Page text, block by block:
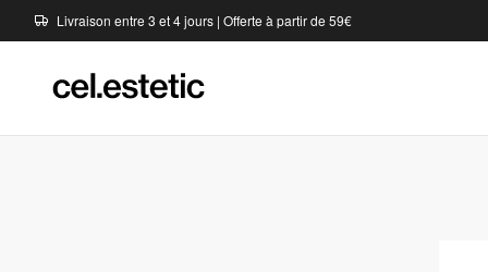
Livraison entre 3 et 4 jours | Offerte à partir de 59€